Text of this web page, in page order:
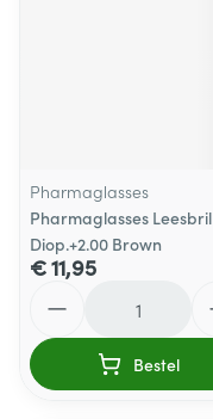
Pharmaglasses
Pharmaglasses Leesbril
Diop.+2.00 Brown
€ 11,95
Bestel